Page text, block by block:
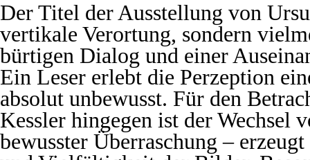
Der Titel der Ausstellung von
vertikale Verortung, sondern
bürtigen Dialog und einer
Ein Leser erlebt die Perzeption
absolut unbewusst. Für den
Kessler hingegen ist der Wechsel
bewusster Überraschung –